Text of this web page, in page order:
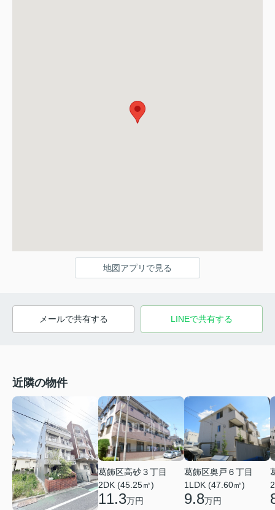
地図アプリで見る
メールで共有する LINEで共有する
近隣の物件
葛飾区高砂３丁目
2DK (45.25㎡)
11.3万円
葛飾区奥戸６丁目
1LDK (47.60㎡)
9.8万円